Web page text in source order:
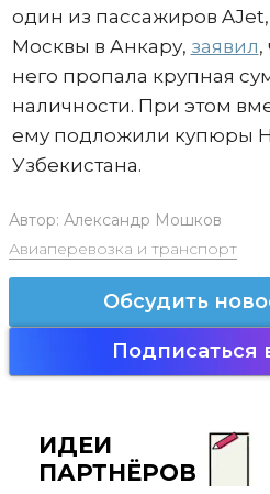
один из пассажиров
Москвы в Анкару, заявил,
него пропала крупная
наличности. При этом
ему подложили купюры
Узбекистана.
Автор: Александр Мошков
Авиаперевозка и транспорт
Обсудить
Подписаться
ИДЕИ
ПАРТНЁРОВ